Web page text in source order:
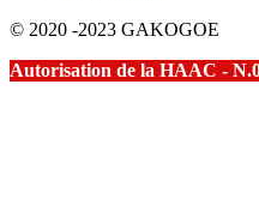
© 2020 -2023 GAKOGOE
Autorisation de la HAAC -